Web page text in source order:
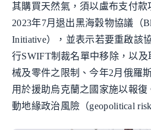
其購買天然氣，須以盧布支付款
2023年7月退出黑海穀物協議（
Initiative），並表示若要重啟該
行SWIFT制裁名單中移除，以
械及零件之限制、今年2月俄羅
用於援助烏克蘭之國家施以報
動地緣政治風險（geopolitical